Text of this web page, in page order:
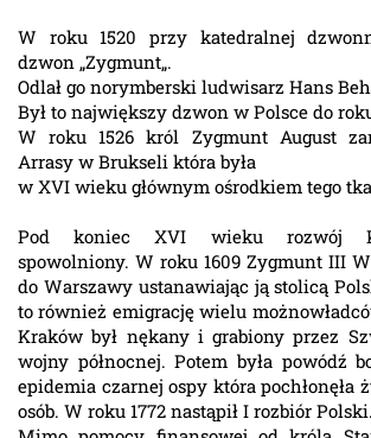
W roku 1520 przy katedralnej
dzwon „Zygmunt„.
Odlał go norymberski ludwisarz Hans
Był to największy dzwon w Polsce do
W roku 1526 król Zygmunt August
Arrasy w Brukseli która była
w XVI wieku głównym ośrodkiem tego
Pod koniec XVI wieku rozwój
spowolniony. W roku 1609 Zygmunt III
do Warszawy ustanawiając ją stolicą
to również emigrację wielu
Kraków był nękany i grabiony przez
wojny północnej. Potem była powódź
epidemia czarnej ospy która pochłonęła
osób. W roku 1772 nastąpił I rozbiór Polski.